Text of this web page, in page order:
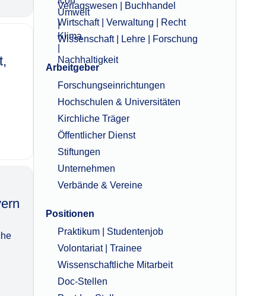
Verlagswesen | Buchhandel
Wirtschaft | Verwaltung | Recht
Wissenschaft | Lehre | Forschung
Arbeitgeber
Forschungseinrichtungen
Hochschulen & Universitäten
Kirchliche Träger
Öffentlicher Dienst
Stiftungen
Unternehmen
Verbände & Vereine
Positionen
Praktikum | Studentenjob
Volontariat | Trainee
Wissenschaftliche Mitarbeit
Doc-Stellen